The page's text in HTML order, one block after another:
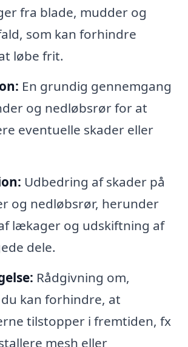
fra blade, mudder og
som kan forhindre
løbe frit.
En grundig gennemgang
og nedløbsrør for at
eventuelle skader eller
Udbedring af skader på
og nedløbsrør, herunder
lækager og udskiftning af
dele.
Rådgivning om,
kan forhindre, at
tilstopper i fremtiden, fx
mesh eller